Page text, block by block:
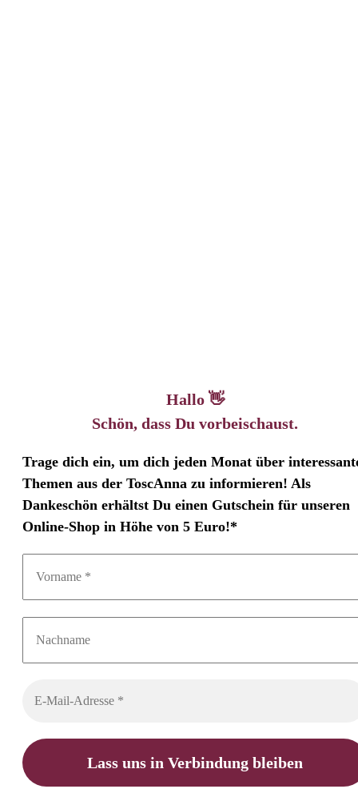
Hallo 👋
Schön, dass Du vorbeischaust.
Trage dich ein, um dich jeden Monat über
Themen aus der ToscAnna zu informieren! Als
Dankeschön erhältst Du einen Gutschein für unseren
Online-Shop in Höhe von 5 Euro!*